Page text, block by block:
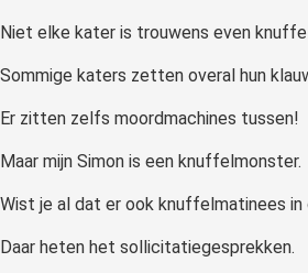
Niet elke kater is trouwens even
Sommige katers zetten overal hun
Er zitten zelfs moordmachines tussen!
Maar mijn Simon is een knuffelmonster.
Wist je al dat er ook knuffelmatinees in
Daar heten het sollicitatiegesprekken.